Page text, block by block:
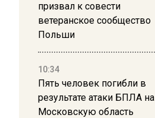
призвал к совести
ветеранское сообщество
Польши
10:34
Пять человек погибли в
результате атаки БПЛА на
Московскую область